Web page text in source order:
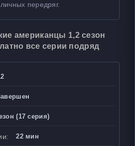
передряг.
американцы 1,2 сезон
все серии подряд
(17 серия)
22 мин